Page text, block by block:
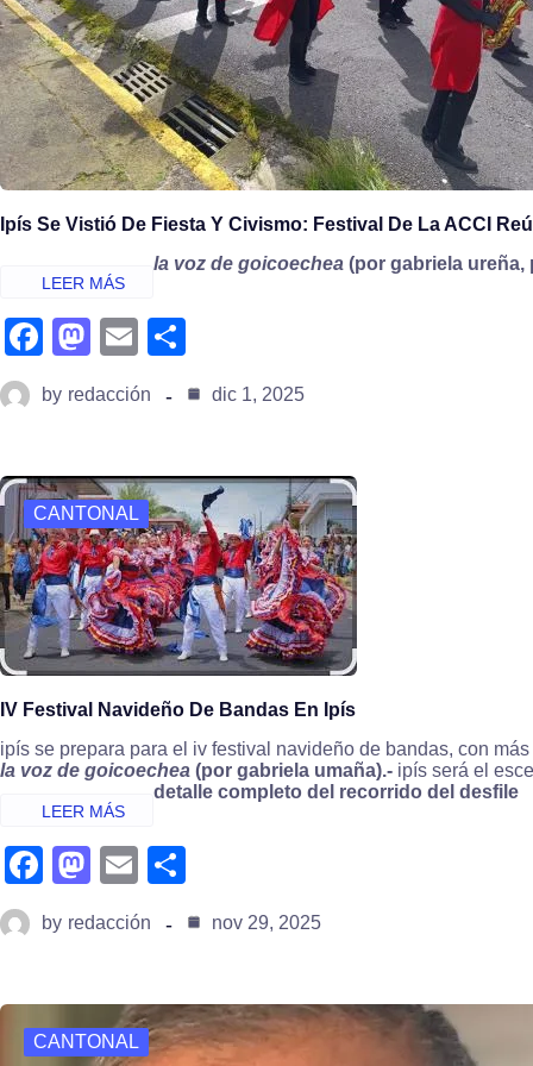
Ipís Se Vistió De Fiesta Y Civismo: Festival De La ACCI
la voz de goicoechea (por gabriela ureña,
fa
e
o
o
k
m
st
d
o
n
e
ail ar
by redacción dic 1, 2025
CANTONAL
IV Festival Navideño De Bandas En Ipís
ipís se prepara para el iv festival navideño de bandas, con
la voz de goicoechea (por gabriela umaña).- ipís será el
detalle completo del recorrido del desfile
fa
e
o
o
m
st
d
o
e
ail ar
by redacción nov 29, 2025
CANTONAL